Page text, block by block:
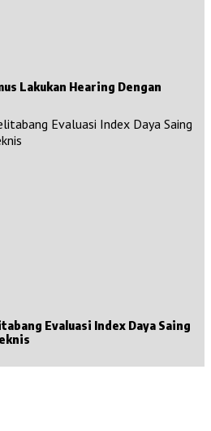
Lakukan Hearing Dengan
Evaluasi Index Daya Saing